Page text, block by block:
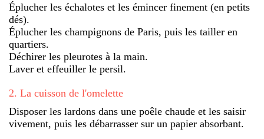
Éplucher les échalotes et les émincer finement (en petits
dés).
Éplucher les champignons de Paris, puis les tailler en
quartiers.
Déchirer les pleurotes à la main.
Laver et effeuiller le persil.
2. La cuisson de l'omelette
Disposer les lardons dans une poêle chaude et les saisir
vivement, puis les débarrasser sur un papier absorbant.